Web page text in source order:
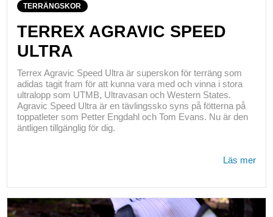
TERRÄNGSKOR
TERREX AGRAVIC SPEED
ULTRA
Terrex Agravic Speed Ultra är superskon för terräng som
adidas tagit fram för att kunna vara med och vinna i stora
ultralopp som UTMB, Ultravasan och Western States.
Agravic Speed Ultra är en tävlingssko syns på fötterna på
toppatleter som Petter Engdahl och Tom Evans. Nu är den
äntligen tillgänglig för dig.
Läs mer